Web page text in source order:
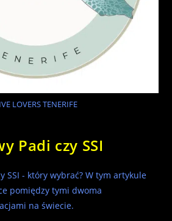
LOVERS TENERIFE
Padi czy SSI
SSI - który wybrać? W tym artykule
pomiędzy tymi dwoma
na świecie.